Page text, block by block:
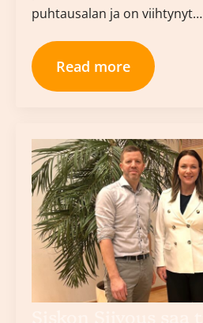
puhtausalan ja on viihtynyt…
Read more